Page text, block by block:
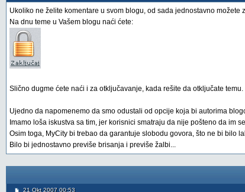
Ukoliko ne želite komentare u svom blogu, od sada jednostavno možete
Na dnu teme u Vašem blogu naći ćete:
Slično dugme ćete naći i za otključavanje, kada rešite da otključate temu.
Ujedno da napomenemo da smo odustali od opcije koja bi autorima
Imamo loša iskustva sa tim, jer korisnici smatraju da nije pošteno da im
Osim toga, MyCity bi trebao da garantuje slobodu govora, što ne bi bilo
Bilo bi jednostavno previše brisanja i previše žalbi...
21 Okt 2007 00:53